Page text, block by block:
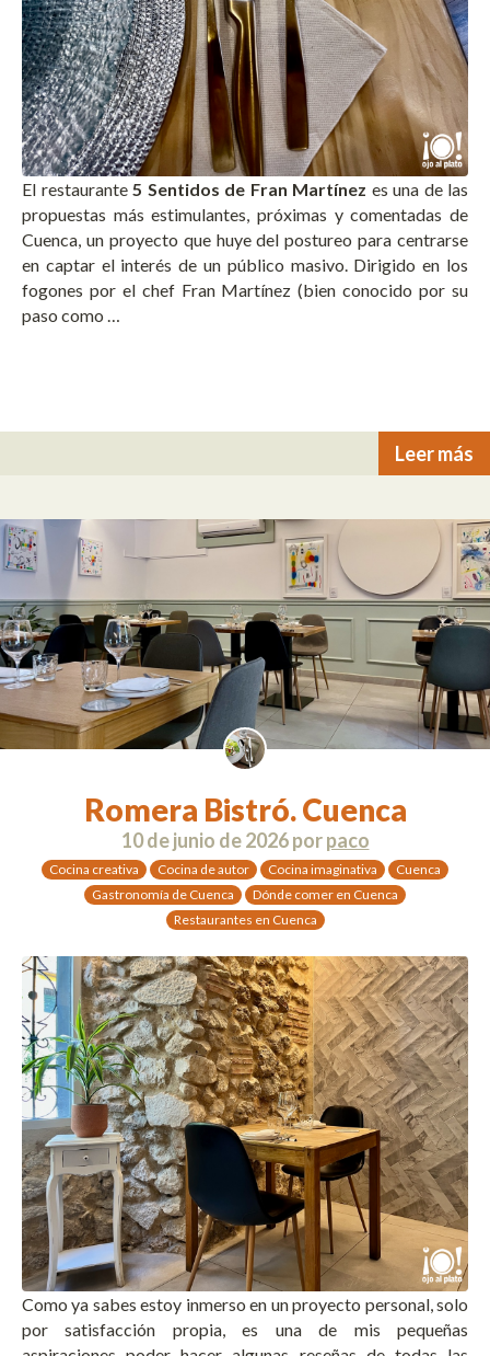
El restaurante 5 Sentidos de Fran Martínez es una de las
propuestas más estimulantes, próximas y comentadas de
Cuenca, un proyecto que huye del postureo para centrarse
en captar el interés de un público masivo. Dirigido en los
fogones por el chef Fran Martínez (bien conocido por su
paso como …
Leer más
Romera Bistró. Cuenca
10 de junio de 2026porpaco
Cocina creativa Cocina de autor Cocina imaginativa
Cuenca
Gastronomía de Cuenca
Dónde comer en Cuenca
Restaurantes en Cuenca
Como ya sabes estoy inmerso en un proyecto personal, solo
por satisfacción propia, es una de mis pequeñas